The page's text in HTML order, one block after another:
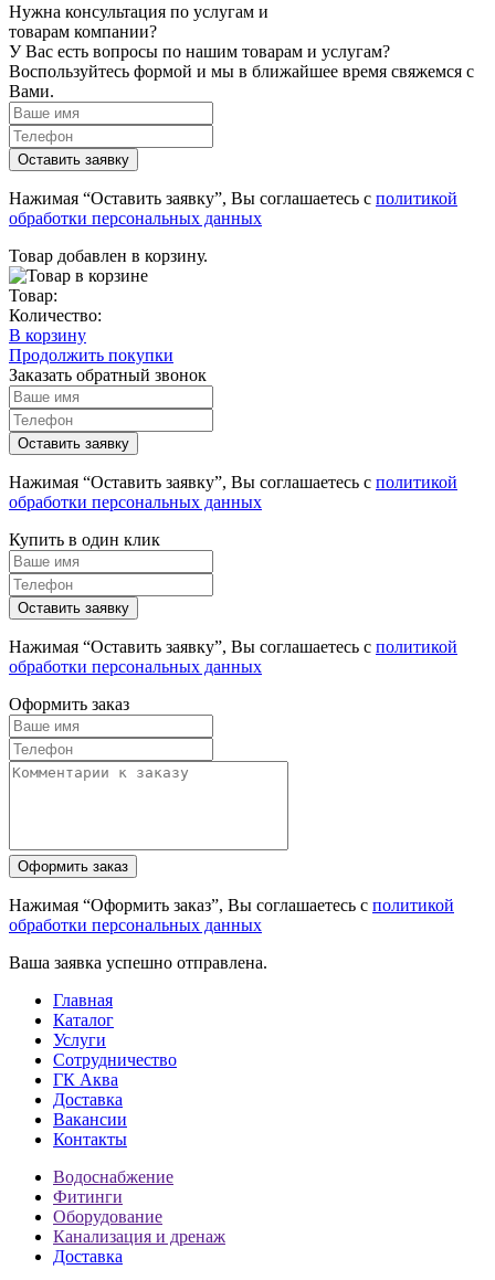
Нужна консультация по услугам и
товарам компании?
У Вас есть вопросы по нашим товарам и услугам?
Воспользуйтесь формой и мы в ближайшее время свяжемся с
Вами.
Нажимая “Оставить заявку”, Вы соглашаетесь с политикой
обработки персональных данных
Товар добавлен в корзину.
Товар:
Количество:
В корзину
Продолжить покупки
Заказать обратный звонок
Нажимая “Оставить заявку”, Вы соглашаетесь с политикой
обработки персональных данных
Купить в один клик
Нажимая “Оставить заявку”, Вы соглашаетесь с политикой
обработки персональных данных
Оформить заказ
Нажимая “Оформить заказ”, Вы соглашаетесь с политикой
обработки персональных данных
Ваша заявка успешно отправлена.
Главная
Каталог
Услуги
Сотрудничество
ГК Аква
Доставка
Вакансии
Контакты
Водоснабжение
Фитинги
Оборудование
Канализация и дренаж
Доставка